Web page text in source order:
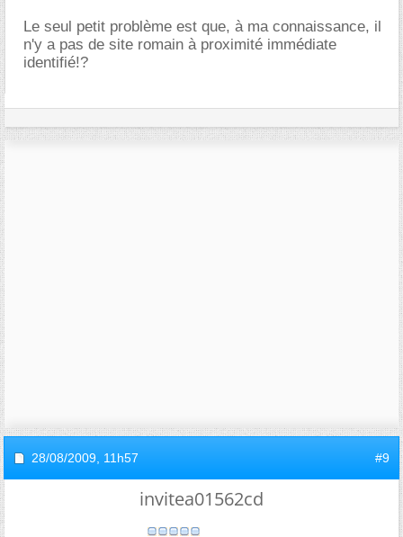
Le seul petit problème est que, à ma connaissance, il
n'y a pas de site romain à proximité immédiate
identifié!?
28/08/2009, 11h57 #9
invitea01562cd